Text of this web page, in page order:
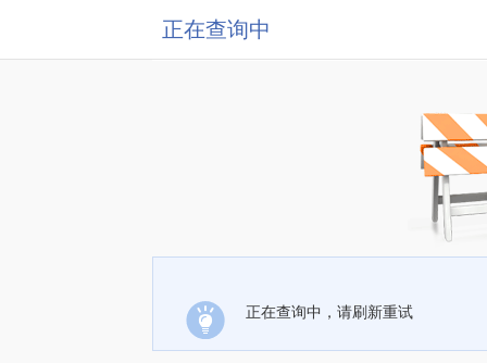
正在查询中
正在查询中，请刷新重试